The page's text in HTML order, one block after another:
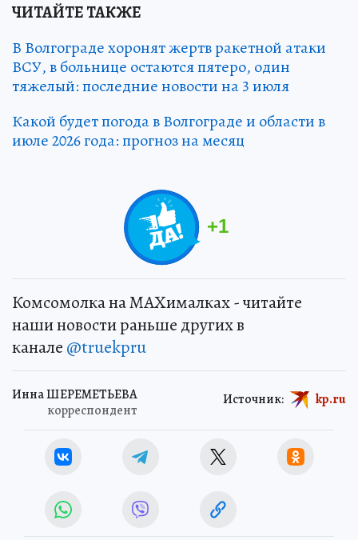
ЧИТАЙТЕ ТАКЖЕ
В Волгограде хоронят жертв ракетной атаки
ВСУ, в больнице остаются пятеро, один
тяжелый: последние новости на 3 июля
Какой будет погода в Волгограде и области в
июле 2026 года: прогноз на месяц
+1
Комсомолка на MAXималках - читайте
наши новости раньше других в
канале @truekpru
Инна ШЕРЕМЕТЬЕВА
корреспондент
Источник: kp.ru